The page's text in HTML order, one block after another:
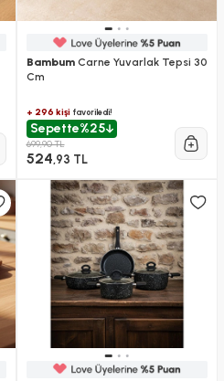
BambumCarne Yuvarlak Tepsi 30
Cm
+ 296 kişifavoriledi!
Sepette%25
699,90 TL
524,93 TL